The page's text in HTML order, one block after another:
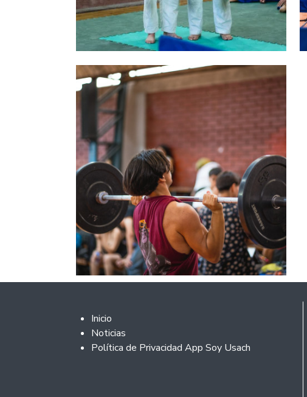
Footer 2
Inicio
Noticias
Política de Privacidad App Soy Usach